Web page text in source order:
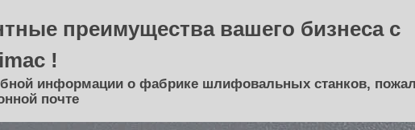
поверхностей.
Модель: ​FH1300N/ FD1300N/
FR1300N
машина/шлифовальная
металлу
преимущества вашего бизнеса с
!
информации о фабрике шлифовальных станков,
почте